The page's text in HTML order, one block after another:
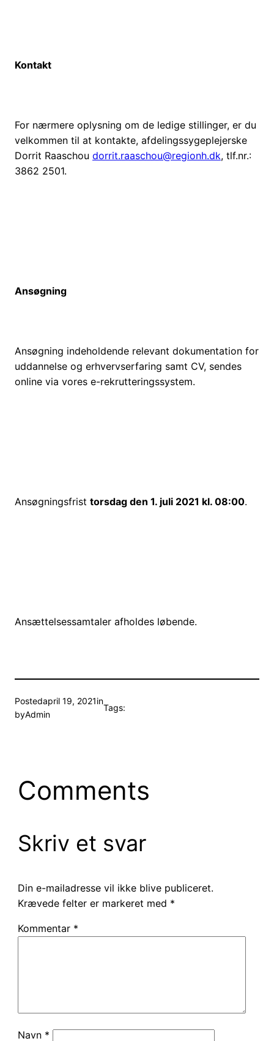
Kontakt
For nærmere oplysning om de ledige stillinger, er du
velkommen til at kontakte, afdelingssygeplejerske
Dorrit Raaschou dorrit.raaschou@regionh.dk, tlf.nr.:
3862 2501.
Ansøgning
Ansøgning indeholdende relevant dokumentation for
uddannelse og erhvervserfaring samt CV, sendes
online via vores e-rekrutteringssystem.
Ansøgningsfrist torsdag den 1. juli 2021 kl. 08:00.
Ansættelsessamtaler afholdes løbende.
Postedapril 19, 2021in
byAdmin
Tags:
Comments
Skriv et svar
Din e-mailadresse vil ikke blive publiceret.
Krævede felter er markeret med *
Kommentar *
Navn *